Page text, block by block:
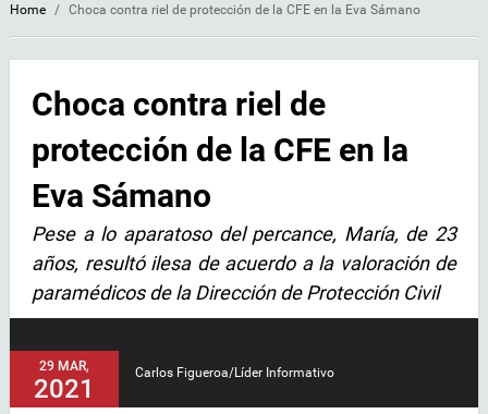
Home / Choca contra riel de protección de la CFE en la Eva Sámano
Choca contra riel de
protección de la CFE en la
Eva Sámano
Pese a lo aparatoso del percance, María, de 23
años, resultó ilesa de acuerdo a la valoración de
paramédicos de la Dirección de Protección Civil
29 MAR,
2021
Carlos Figueroa/Líder Informativo